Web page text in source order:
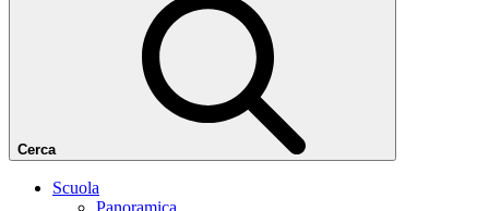
Cerca
Scuola
Panoramica